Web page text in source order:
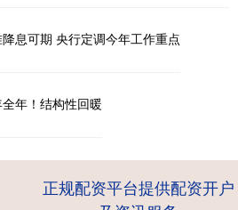
息可期 央行定调今年工作重点
年！结构性回暖
正规配资平台提供配资开户